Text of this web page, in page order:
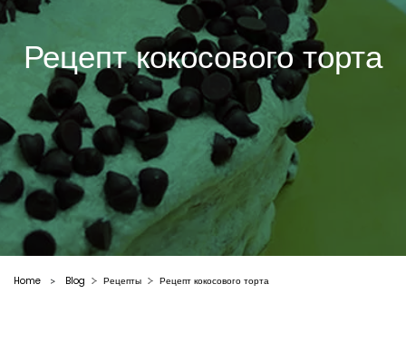
Рецепт кокосового торта
Home > Blog Рецепты Рецепт кокосового торта